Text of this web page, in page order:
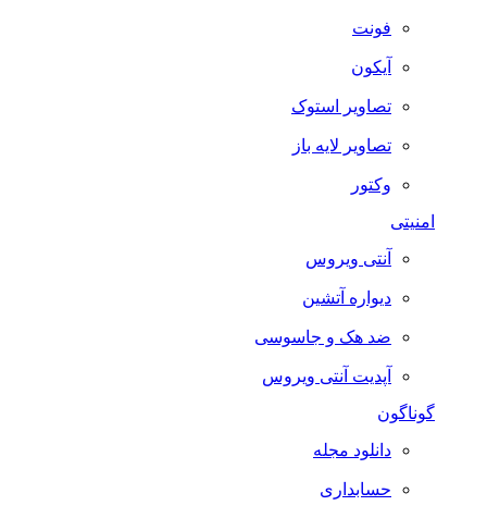
فونت
آیکون
تصاویر استوک
تصاویر لایه باز
وکتور
آنتی ویروس
دیواره آتشین
ضد هک و جاسوسی
آپدیت آنتی ویروس
گوناگون
دانلود مجله
حسابداری